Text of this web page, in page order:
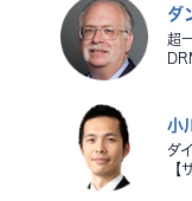
ダ
超
小
ダ
【